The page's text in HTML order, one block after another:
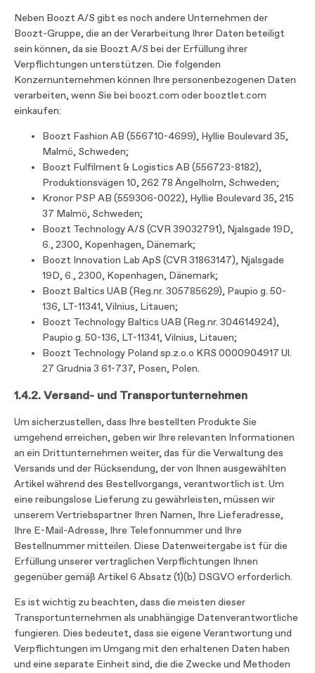
Neben Boozt A/S gibt es noch andere Unternehmen der
Boozt-Gruppe, die an der Verarbeitung Ihrer Daten beteiligt
sein können, da sie Boozt A/S bei der Erfüllung ihrer
Verpflichtungen unterstützen. Die folgenden
Konzernunternehmen können Ihre personenbezogenen Daten
verarbeiten, wenn Sie bei boozt.com oder booztlet.com
einkaufen:
Boozt Fashion AB (556710-4699), Hyllie Boulevard 35,
Malmö, Schweden;
Boozt Fulfilment & Logistics AB (556723-8182),
Produktionsvägen 10, 262 78 Ängelholm, Schweden;
Kronor PSP AB (559306-0022), Hyllie Boulevard 35, 215
37 Malmö, Schweden;
Boozt Technology A/S (CVR 39032791), Njalsgade 19D,
6., 2300, Kopenhagen, Dänemark;
Boozt Innovation Lab ApS (CVR 31863147), Njalsgade
19D, 6., 2300, Kopenhagen, Dänemark;
Boozt Baltics UAB (Reg.nr. 305785629), Paupio g. 50-
136, LT-11341, Vilnius, Litauen;
Boozt Technology Baltics UAB (Reg.nr. 304614924),
Paupio g. 50-136, LT-11341, Vilnius, Litauen;
Boozt Technology Poland sp.z.o.o KRS 0000904917 Ul.
27 Grudnia 3 61-737, Posen, Polen.
1.4.2. Versand- und Transportunternehmen
Um sicherzustellen, dass Ihre bestellten Produkte Sie
umgehend erreichen, geben wir Ihre relevanten Informationen
an ein Drittunternehmen weiter, das für die Verwaltung des
Versands und der Rücksendung, der von Ihnen ausgewählten
Artikel während des Bestellvorgangs, verantwortlich ist. Um
eine reibungslose Lieferung zu gewährleisten, müssen wir
unserem Vertriebspartner Ihren Namen, Ihre Lieferadresse,
Ihre E-Mail-Adresse, Ihre Telefonnummer und Ihre
Bestellnummer mitteilen. Diese Datenweitergabe ist für die
Erfüllung unserer vertraglichen Verpflichtungen Ihnen
gegenüber gemäß Artikel 6 Absatz (1)(b) DSGVO erforderlich.
Es ist wichtig zu beachten, dass die meisten dieser
Transportunternehmen als unabhängige Datenverantwortliche
fungieren. Dies bedeutet, dass sie eigene Verantwortung und
Verpflichtungen im Umgang mit den erhaltenen Daten haben
und eine separate Einheit sind, die die Zwecke und Methoden